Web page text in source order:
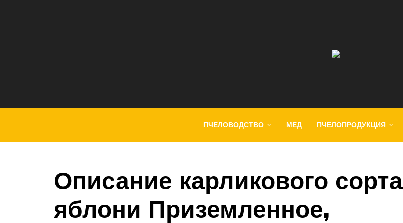
ПЧЕЛОВОДСТВО МЕД ПЧЕЛОПРОДУКЦИЯ
Описание карликового сорта
яблони Приземленное,